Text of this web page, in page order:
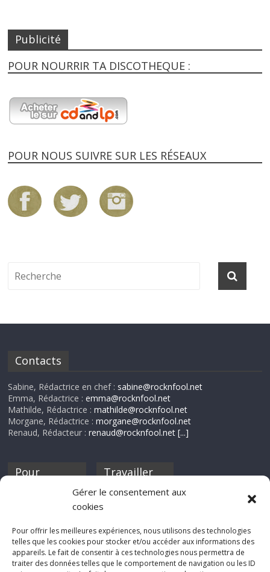
Gérer le consentement aux
cookies
Pour offrir les meilleures expériences, nous utilisons des technologies
telles que les cookies pour stocker et/ou accéder aux informations des
appareils. Le fait de consentir à ces technologies nous permettra de
traiter des données telles que le comportement de navigation ou les ID
Publicité
POUR NOURRIR TA DISCOTHEQUE :
POUR NOUS SUIVRE SUR LES RÉSEAUX
Contacts
Sabine, Rédactrice en chef : sabine@rocknfool.net
Emma, Rédactrice :emma@rocknfool.net
Mathilde, Rédactrice :mathilde@rocknfool.net
Morgane, Rédactrice :morgane@rocknfool.net
Renaud, Rédacteur :renaud@rocknfool.net [...]
Pour
discothèque
Travailler
Si tu souhaites
Rocknfool, n'hésite
pas à nous envoyer
tes chroniques de
concerts, de films,